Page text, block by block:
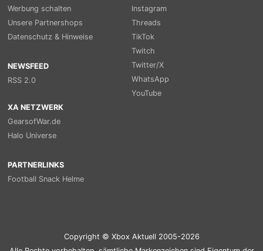
Werbung schalten
Unsere Partnershops
Datenschutz & Hinweise
NEWSFEED
RSS 2.0
Instagram
Threads
TikTok
Twitch
Twitter/X
WhatsApp
YouTube
XA NETZWERK
GearsofWar.de
Halo Universe
PARTNERLINKS
Football Snack Helme
Copyright © Xbox Aktuell 2005-2026